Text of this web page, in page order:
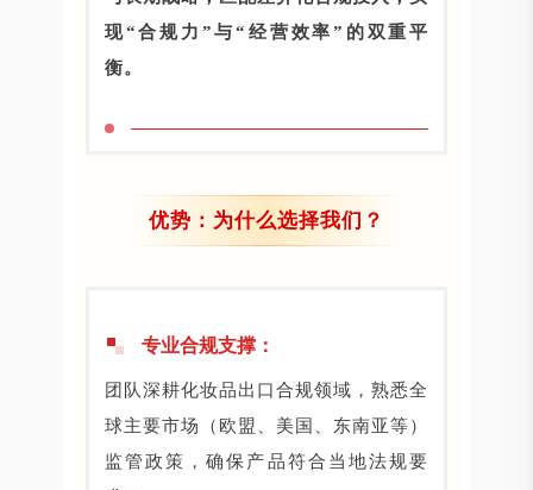
现“合规力”与“经营效率”的双重平
衡。
优势：为什么选择我们？
专业合规支撑：
团队深耕化妆品出口合规领域，熟悉全
球主要市场（欧盟、美国、东南亚等）
监管政策，确保产品符合当地法规要